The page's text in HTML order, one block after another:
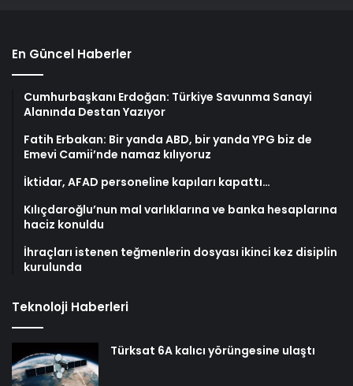
En Güncel Haberler
Cumhurbaşkanı Erdoğan: Türkiye Savunma Sanayi
Alanında Destan Yazıyor
Fatih Erbakan: Bir yanda ABD, bir yanda YPG biz de
Emevi Camii’nde namaz kılıyoruz
İktidar, AFAD personeline kapıları kapattı…
Kılıçdaroğlu’nun mal varlıklarına ve banka hesaplarına
haciz konuldu
İhraçları istenen teğmenlerin dosyası ikinci kez disiplin
kurulunda
Teknoloji Haberleri
Türksat 6A kalıcı yörüngesine ulaştı